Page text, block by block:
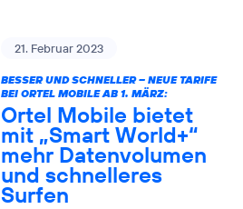
21. Februar 2023
BESSER UND SCHNELLER – NEUE TARIFE
BEI ORTEL MOBILE AB 1. MÄRZ:
Ortel Mobile bietet
mit „Smart World+“
mehr Datenvolumen
und schnelleres
Surfen